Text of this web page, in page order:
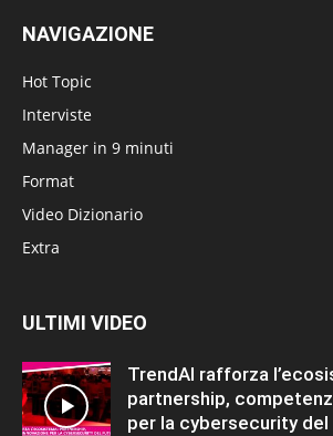
NAVIGAZIONE
Hot Topic
Interviste
Manager in 9 minuti
Format
Video Dizionario
Extra
ULTIMI VIDEO
TrendAI rafforza
partnership,
per la cybersecurity